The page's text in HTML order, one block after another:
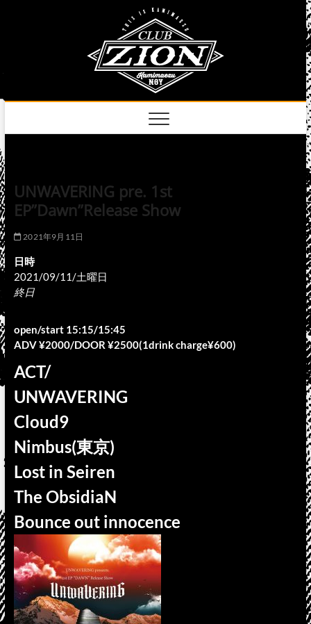
UNWAVERING pre. 1st
EP”Dawn”Release Show
2021年9月11日
日時
2021/09/11/土曜日
終日
open/start 15:15/15:45
ADV ¥2000/DOOR ¥2500(1drink charge¥600)
ACT/
UNWAVERING
Cloud9
Nimbus(東京)
Lost in Seiren
The ObsidiaN
Bounce out innocence